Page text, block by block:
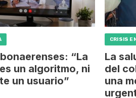
“La
un algoritmo, ni
un usuario”
CRISIS
La
del
una